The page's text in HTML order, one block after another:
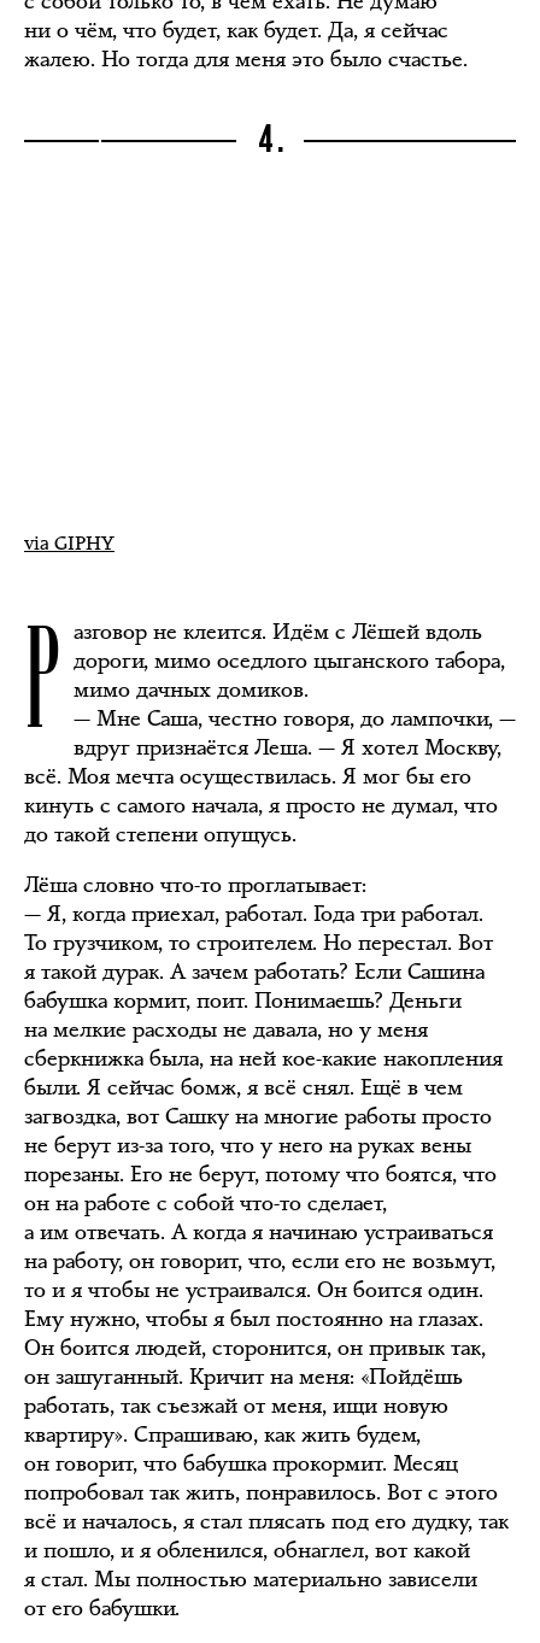
ни о чём, что будет, как будет. Да, я сейчас
жалею. Но тогда для меня это было счастье.
4.
via GIPHY
Р азговор не клеится. Идём с Лёшей вдоль
дороги, мимо оседлого цыганского табора,
мимо дачных домиков.
— Мне Саша, честно говоря, до лампочки, —
вдруг признаётся Леша. — Я хотел Москву,
всё. Моя мечта осуществилась. Я мог бы его
кинуть с самого начала, я просто не думал, что
до такой степени опущусь.
Лёша словно что-то проглатывает:
— Я, когда приехал, работал. Года три работал.
То грузчиком, то строителем. Но перестал. Вот
я такой дурак. А зачем работать? Если Сашина
бабушка кормит, поит. Понимаешь? Деньги
на мелкие расходы не давала, но у меня
сберкнижка была, на ней кое-какие накопления
были. Я сейчас бомж, я всё снял. Ещё в чем
загвоздка, вот Сашку на многие работы просто
не берут из-за того, что у него на руках вены
порезаны. Его не берут, потому что боятся, что
он на работе с собой что-то сделает,
а им отвечать. А когда я начинаю устраиваться
на работу, он говорит, что, если его не возьмут,
то и я чтобы не устраивался. Он боится один.
Ему нужно, чтобы я был постоянно на глазах.
Он боится людей, сторонится, он привык так,
он зашуганный. Кричит на меня: «Пойдёшь
работать, так съезжай от меня, ищи новую
квартиру». Спрашиваю, как жить будем,
он говорит, что бабушка прокормит. Месяц
попробовал так жить, понравилось. Вот с этого
всё и началось, я стал плясать под его дудку, так
и пошло, и я обленился, обнаглел, вот какой
я стал. Мы полностью материально зависели
от его бабушки.